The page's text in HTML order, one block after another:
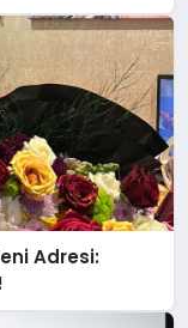
Adresi: